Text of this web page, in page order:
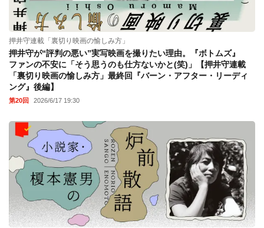
押井守連載「裏切り映画の愉しみ方」
押井守が“評判の悪い”実写映画を撮りたい理由。『ボトムズ』
ファンの不安に「そう思うのも仕方ないかと(笑)」【押井守連載
「裏切り映画の愉しみ方」最終回『バーン・アフター・リーディ
ング』後編】
第20回 2026/6/17 19:30